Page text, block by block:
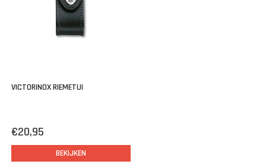
VICTORINOX RIEMETUI
€20,95
BEKIJKEN